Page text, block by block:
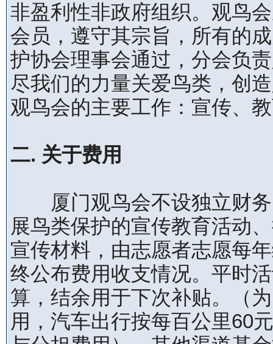
非盈利性非政府组织。观鸟
会员，遵守其宗旨，所有的
护协会理事会通过，分会负
尽我们的力量关爱鸟类，创
观鸟会的主要工作：宣传、
二. 关于费用
厦门观鸟会不设独立财务
展鸟类保护的宣传教育活动
宣传材料，由志愿者志愿每
终公布费用收支情况。平时
算，结余用于下次补贴。（
用，汽车出行按每百公里60